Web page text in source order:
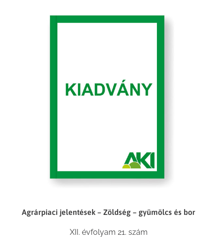
Agrárpiaci jelentések – Zöldség – gyümölcs és bor
XII. évfolyam 21. szám